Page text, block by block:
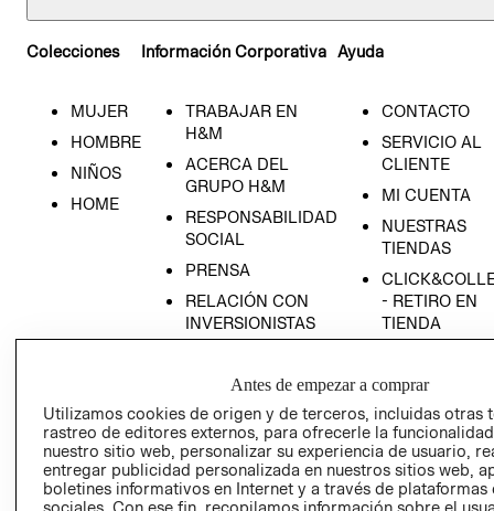
Colecciones
MUJER
HOMBRE
NIÑOS
HOME
Información Corporativa
TRABAJAR EN
H&M
ACERCA DEL
GRUPO H&M
RESPONSABILIDAD
SOCIAL
PRENSA
RELACIÓN CON
INVERSIONISTAS
EMPRESARIAL
Ayuda
CONTACTO
SERVICIO AL
CLIENTE
MI CUENTA
NUESTRAS
TIENDAS
- RETIRO EN
TIENDA
AVISO DE
PRIVACIDAD
GIFT CARD
AVISO DE
Antes de empezar a comprar
Utilizamos cookies de origen y de terceros, incluidas otras
rastreo de editores externos, para ofrecerle la
nuestro sitio web, personalizar su experiencia de usuario,
entregar publicidad personalizada en nuestros sitios web,
boletines informativos en Internet y a través de plataformas